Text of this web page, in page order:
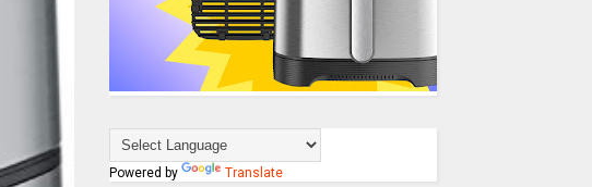
Powered by Translate